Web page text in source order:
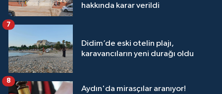
hakkında karar verildi
Didim’de eski otelin plajı,
karavancıların yeni durağı oldu
7
Aydın'da mirasçılar aranıyor!
8